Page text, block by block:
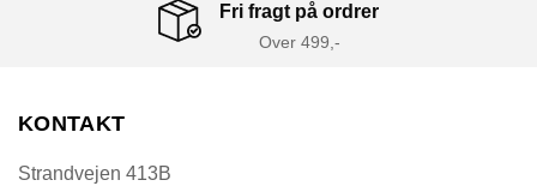
Fri fragt på ordrer
Over 499,-
KONTAKT
Strandvejen 413B